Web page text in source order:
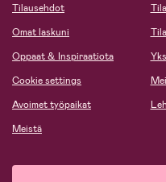
Tilausehdot
Omat laskuni
Oppaat & Inspiraatiota
Cookie settings
Avoimet työpaikat
Meistä